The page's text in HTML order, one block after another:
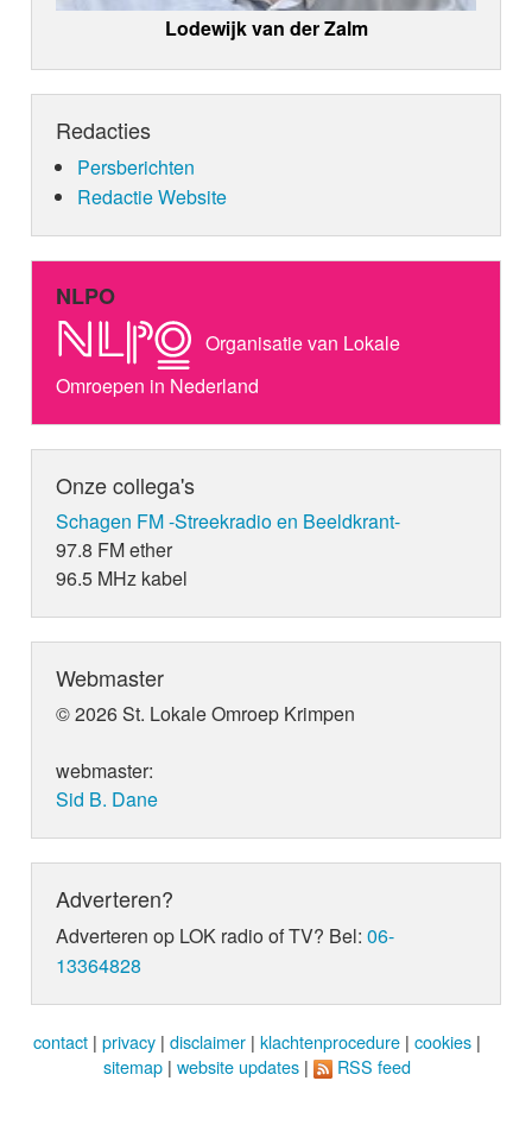
Lodewijk van der Zalm
Redacties
Persberichten
Redactie Website
NLPO
Organisatie van Lokale
Omroepen in Nederland
Onze collega's
Schagen FM -Streekradio en Beeldkrant-
97.8 FM ether
96.5 MHz kabel
Webmaster
© 2026 St. Lokale Omroep Krimpen
webmaster:
Sid B. Dane
Adverteren?
Adverteren op LOK radio of TV? Bel:06-
13364828
contact | privacy | disclaimer | klachtenprocedure | cookies |
sitemap | website updates | RSS feed